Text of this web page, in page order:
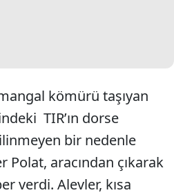
kömürü taşıyan
TIR’ın dorse
bir nedenle
aracından çıkarak
verdi. Alevler, kısa